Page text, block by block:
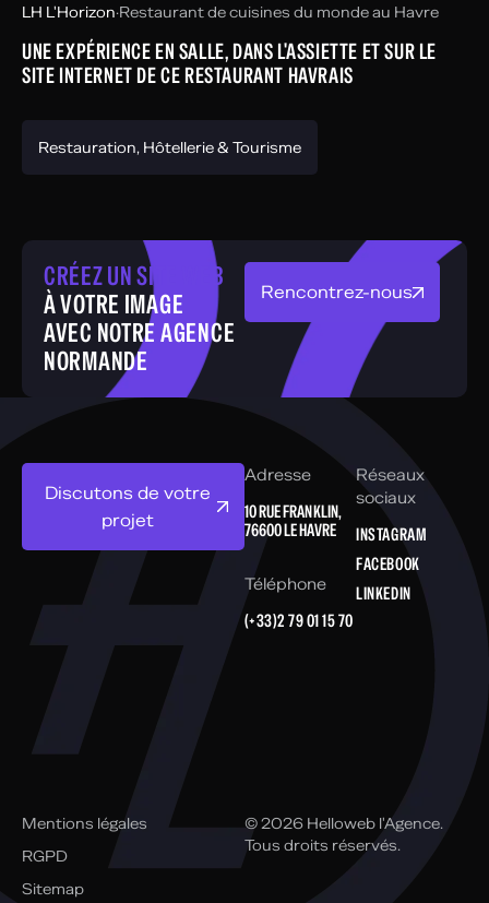
LH L'Horizon·Restaurant de cuisines du monde au Havre
UNE EXPÉRIENCE EN SALLE, DANS L'ASSIETTE ET SUR LE
SITE INTERNET DE CE RESTAURANT HAVRAIS
Restauration, Hôtellerie & Tourisme
CRÉEZ UN SITE WEB
À VOTRE IMAGE
AVEC NOTRE AGENCE
NORMANDE
Rencontrez-nous
Discutons de votre
projet
Adresse
10 RUE FRANKLIN,
76600 LE HAVRE
Téléphone
(+33)2 79 01 15 70
Réseaux
sociaux
INSTAGRAM
FACEBOOK
LINKEDIN
© 2026 Helloweb l'Agence.
Tous droits réservés.
Mentions légales
RGPD
Sitemap